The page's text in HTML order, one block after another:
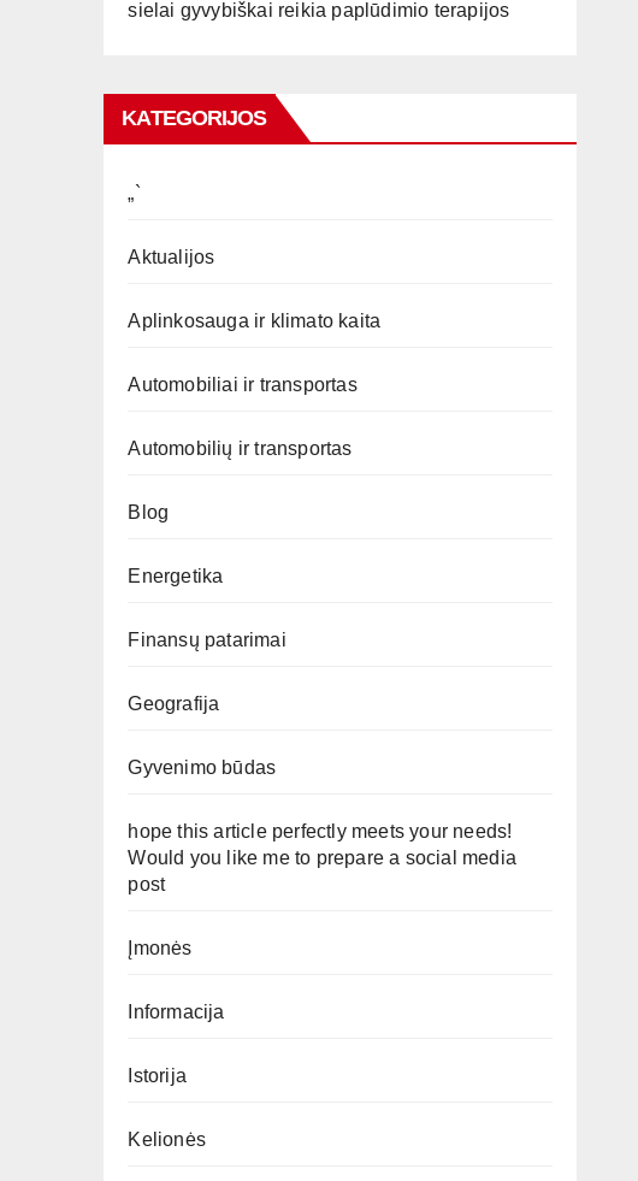
sielai gyvybiškai reikia paplūdimio terapijos
KATEGORIJOS
„`
Aktualijos
Aplinkosauga ir klimato kaita
Automobiliai ir transportas
Automobilių ir transportas
Blog
Energetika
Finansų patarimai
Geografija
Gyvenimo būdas
hope this article perfectly meets your needs!
Would you like me to prepare a social media
post
Įmonės
Informacija
Istorija
Kelionės